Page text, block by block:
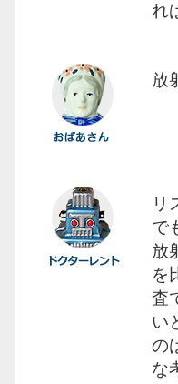
れ
放
リ
で
放
を
査
い
の
な